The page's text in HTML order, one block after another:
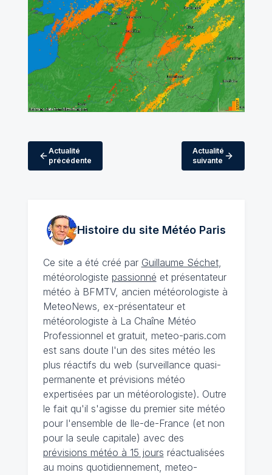
Actualité
précédente
Actualité
suivante
Histoire du site MétéoParis
Ce site a été créé par Guillaume Séchet,
météorologiste passionné et présentateur
météo à BFMTV, ancien météorologiste à
MeteoNews, ex-présentateur et
météorologiste à La Chaîne Météo
Professionnel et gratuit, meteo-paris.com
est sans doute l'un des sites météo les
plus réactifs du web (surveillance quasi-
permanente et prévisions météo
expertisées par un météorologiste). Outre
le fait qu'il s'agisse du premier site météo
pour l'ensemble de Ile-de-France (et non
pour la seule capitale) avec des
prévisions météo à 15 jours réactualisées
au moins quotidiennement, meteo-